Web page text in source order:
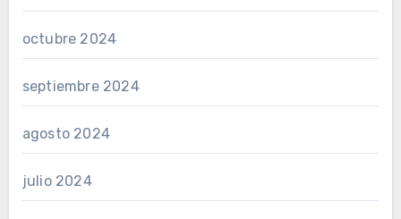
octubre 2024
septiembre 2024
agosto 2024
julio 2024